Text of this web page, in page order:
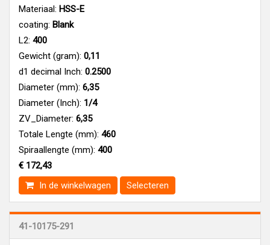
Materiaal: HSS-E
coating: Blank
L2: 400
Gewicht (gram): 0,11
d1 decimal Inch: 0.2500
Diameter (mm): 6,35
Diameter (Inch): 1/4
ZV_Diameter: 6,35
Totale Lengte (mm): 460
Spiraallengte (mm): 400
€ 172,43
In de winkelwagen
Selecteren
41-10175-291